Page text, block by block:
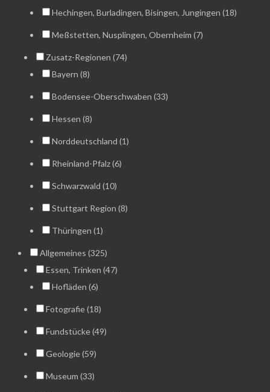
Hechingen, Burladingen, Bisingen, Jungingen (18)
Meßstetten, Nusplingen, Obernheim (7)
Zusatz-Regionen (74)
Bayern (8)
Bodensee-Oberschwaben (33)
Hessen (8)
Norddeutschland (1)
Rheinland-Pfalz (6)
Schwarzwald (10)
Stuttgart Region (8)
Thüringen (1)
Allgemeines (325)
Essen, Trinken (47)
Hofläden (6)
Fotografie (18)
Fundstücke (49)
Geologie (59)
Museum (33)